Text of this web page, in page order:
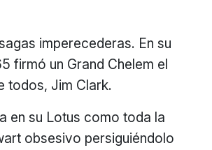
imperecederas. En su
firmó un Grand Chelem el
todos, Jim Clark.
en su Lotus como toda la
obsesivo persiguiéndolo